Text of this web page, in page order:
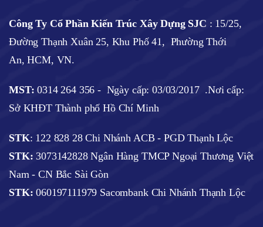
Công Ty Cổ Phần Kiến Trúc Xây Dựng SJC : 15/25,
Đường Thạnh Xuân 25, Khu Phố 41, Phường Thới
An, HCM, VN.
MST:0314 264 356 - Ngày cấp: 03/03/2017 .Nơi cấp:
Sở KHĐT Thành phố Hồ Chí Minh
STK: 122 828 28 Chi Nhánh ACB - PGD Thạnh Lộc
STK: 3073142828 Ngân Hàng TMCP Ngoại Thương Việt
Nam - CN Bắc Sài Gòn
STK:060197111979 Sacombank Chi Nhánh Thạnh Lộc